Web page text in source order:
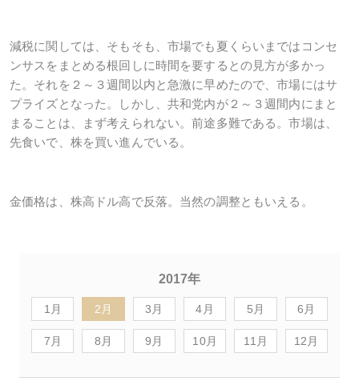
減税に関しては、そもそも、市場でも夏くらいまではコンセ
ンサスをまとめる根回しに時間を要するとの見方が多かっ
た。それを２～３週間以内と急激に早めたので、市場にはサ
プライズとなった。しかし、共和党内が２～３週間内にまと
まることは、まず考えられない。前途多難である。市場は、
先食いで、株を買い進んでいる。
金価格は、株高ドル高で反落。当然の調整ともいえる。
2017年
1月 2月 3月 4月 5月 6月
7月 8月 9月 10月 11月 12月